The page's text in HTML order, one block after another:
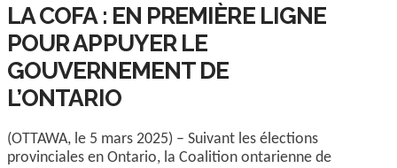
LA COFA : EN PREMIÈRE LIGNE
POUR APPUYER LE
GOUVERNEMENT DE
L’ONTARIO
(OTTAWA, le 5 mars 2025) – Suivant les élections
provinciales en Ontario, la Coalition ontarienne de